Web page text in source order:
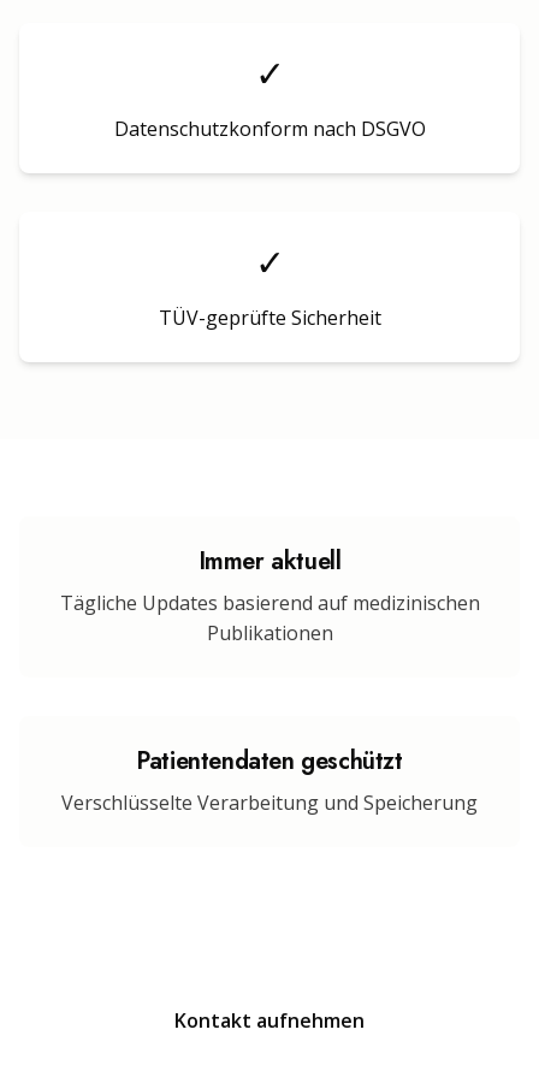
✓
Datenschutzkonform nach DSGVO
✓
TÜV-geprüfte Sicherheit
Immer aktuell
Tägliche Updates basierend auf medizinischen
Publikationen
Patientendaten geschützt
Verschlüsselte Verarbeitung und Speicherung
Kontakt aufnehmen